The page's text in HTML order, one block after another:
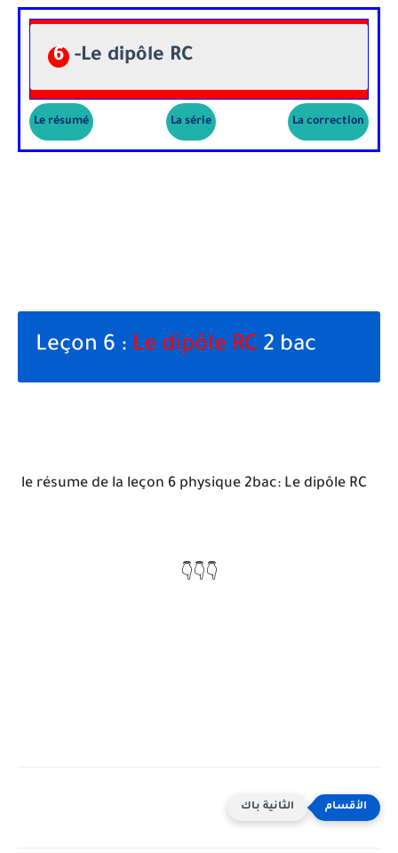
6 -Le dipôle RC
Le résumé La série La correction
Leçon 6 : Le dipôle RC 2 bac
le résume de la leçon 6 physique 2bac: Le dipôle RC
👇👇👇
الثانية باك